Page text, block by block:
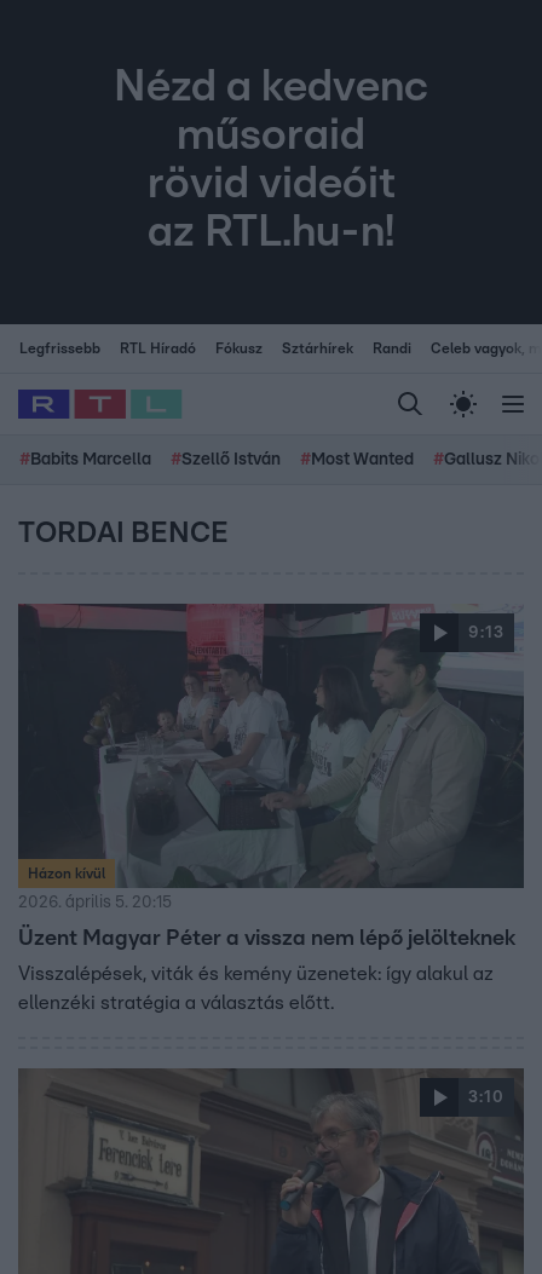
Nézd a kedvenc
műsoraid
rövid videóit
az RTL.hu-n!
Legfrissebb RTL Híradó Fókusz Sztárhírek Randi Celeb vagyok,
# Babits Marcella #Szellő István # Most Wanted #Gallusz
TORDAI BENCE
9:13
Házon kívül
2026. április 5. 20:15
Üzent Magyar Péter a vissza nem lépő jelölteknek
Visszalépések, viták és kemény üzenetek: így alakul az
ellenzéki stratégia a választás előtt.
3:10